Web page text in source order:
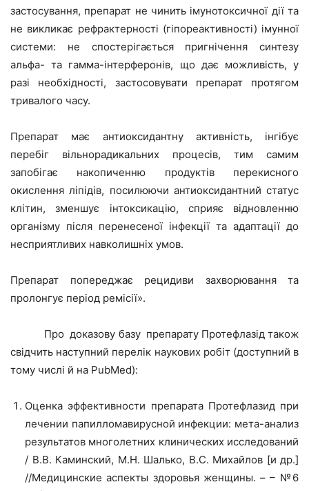
застосування, препарат не чинить імунотоксичної дії та
не викликає рефрактерності (гіпореактивності) імунної
системи: не спостерігається пригнічення синтезу
альфа- та гамма-інтерферонів, що дає можливість, у
разі необхідності, застосовувати препарат протягом
тривалого часу.
Препарат має антиоксидантну активність, інгібує
перебіг вільнорадикальних процесів, тим самим
запобігає накопиченню продуктів перекисного
окислення ліпідів, посилюючи антиоксидантний статус
клітин, зменшує інтоксикацію, сприяє відновленню
організму після перенесеної інфекції та адаптації до
несприятливих навколишніх умов.
Препарат попереджає рецидиви захворювання та
пролонгує період ремісії».
Про доказову базу препарату Протефлазід також
свідчить наступний перелік наукових робіт (доступний в
тому числі й на PubMed):
Оценка эффективности препарата Протефлазид при
лечении папилломавирусной инфекции: мета-анализ
результатов многолетних клинических исследований
/ В.В. Каминский, М.Н. Шалько, В.С. Михайлов [и др.]
//Медицинские аспекты здоровья женщины. – – №6